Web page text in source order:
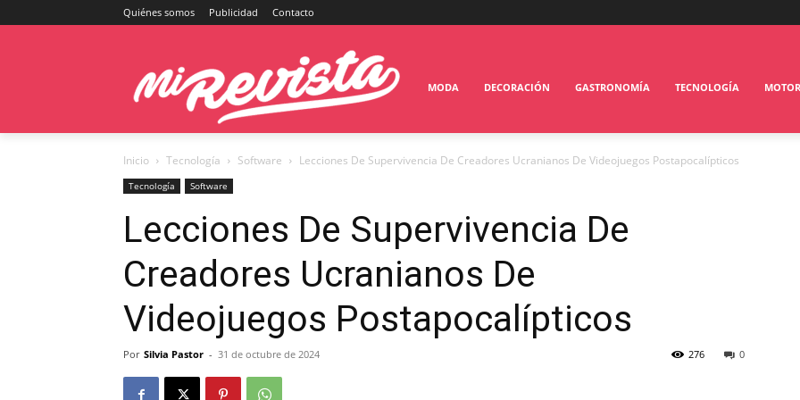
Quiénes somos Publicidad Contacto
MODA DECORACIÓN GASTRONOMÍA TECNOLOGÍA MOTOR
Inicio Tecnología Software Lecciones De Supervivencia De Creadores Ucranianos De Videojuegos Postapocalípticos
Tecnología Software
Lecciones De Supervivencia De
Creadores Ucranianos De
Videojuegos Postapocalípticos
Por Silvia Pastor - 31 de octubre de 2024 0
276